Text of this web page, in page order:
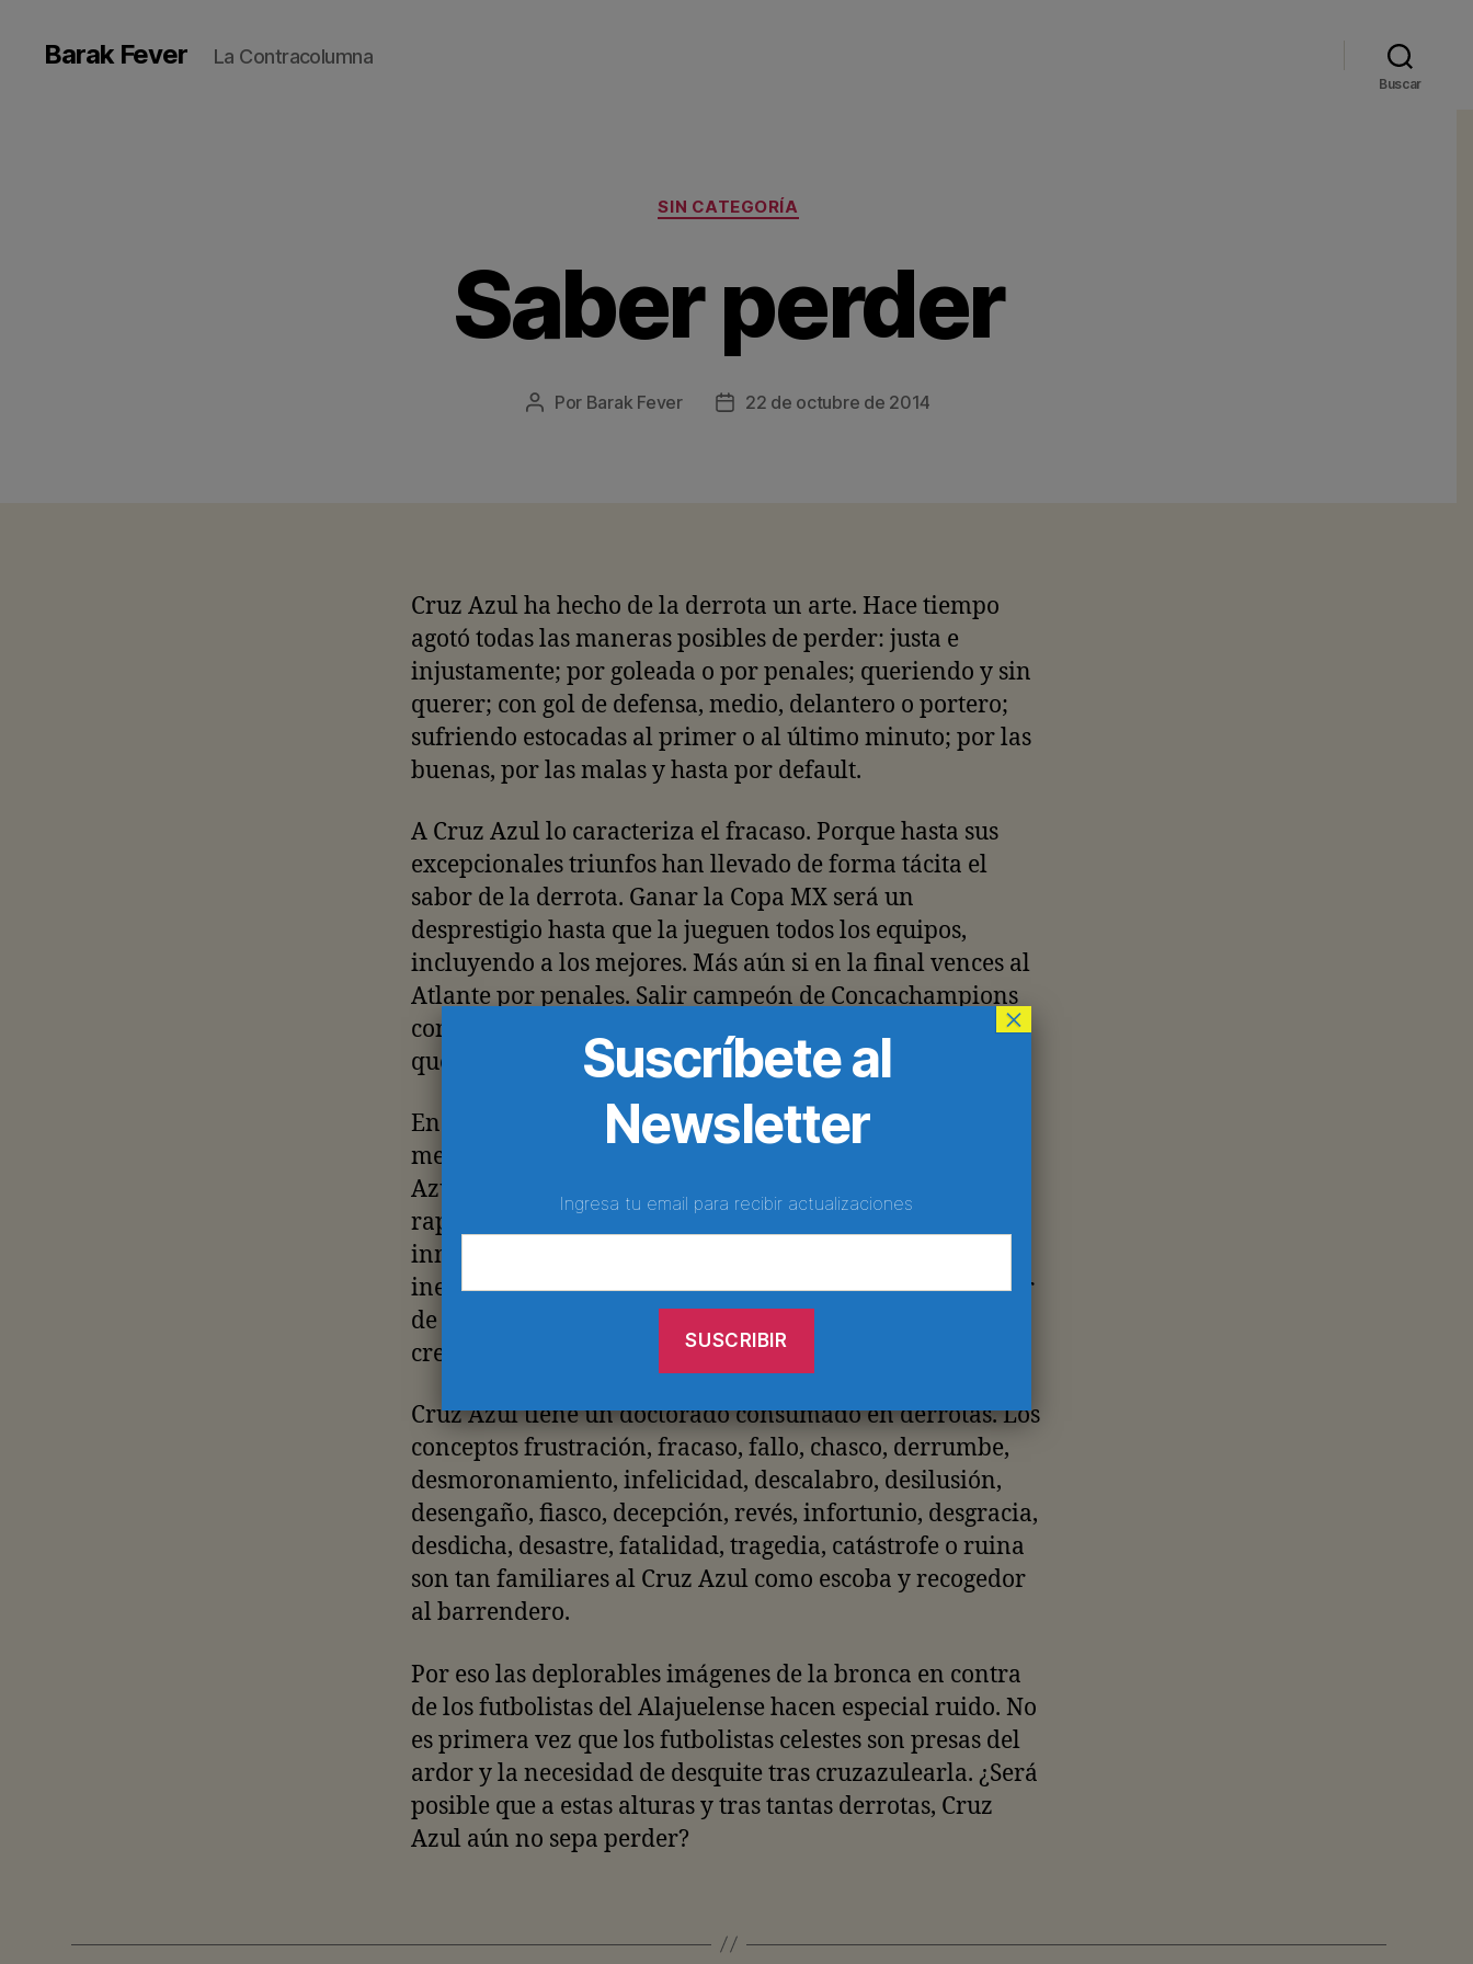
Barak Fever La Contracolumna
Buscar
Categorías
SIN CATEGORÍA
Saber perder
Autor
Por Barak Fever
Fecha22 de octubre de 2014
Cruz Azul ha hecho de la derrota un arte. Hace tiempo
agotó todas las maneras posibles de perder: justa e
injustamente; por goleada o por penales; queriendo y sin
querer; con gol de defensa, medio, delantero o portero;
sufriendo estocadas al primer o al último minuto; por las
buenas, por las malas y hasta por default.
A Cruz Azul lo caracteriza el fracaso. Porque hasta sus
excepcionales triunfos han llevado de forma tácita el
sabor de la derrota. Ganar la Copa MX será un
desprestigio hasta que la jueguen todos los equipos,
incluyendo a los mejores. Más aún si en la final vences al
Atlante por penales. Salir campeón de Concachampions
con dos empates y el autobús atrás tampoco es ganar, lo
que se dice ganar.
En el impredecible y azaroso ecosistema del futbol
mexicano, la única certeza es que antes o después Cruz
Azul va a naufragar. Su corazón se petrificará con la
rapidez del cemento, las piernas le temblarán hasta
inmovilizarse como el concreto. Más que su destino
ineludible, es su seña de identidad y hasta la razón de ser
de un equipo que nació grande pero que pronto dejó de
crecer.
Cruz Azul tiene un doctorado consumado en derrotas. Los
conceptos frustración, fracaso, fallo, chasco, derrumbe,
desmoronamiento, infelicidad, descalabro, desilusión,
desengaño, fiasco, decepción, revés, infortunio, desgracia,
desdicha, desastre, fatalidad, tragedia, catástrofe o ruina
son tan familiares al Cruz Azul como escoba y recogedor
al barrendero.
Por eso las deplorables imágenes de la bronca en contra
de los futbolistas del Alajuelense hacen especial ruido. No
es primera vez que los futbolistas celestes son presas del
ardor y la necesidad de desquite tras cruzazulearla. ¿Será
posible que a estas alturas y tras tantas derrotas, Cruz
Azul aún no sepa perder?
Suscríbete al
Newsletter
Ingresa tu email para recibir actualizaciones
×